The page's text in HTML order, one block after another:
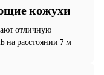
кожухи
отличную
на расстоянии 7 м